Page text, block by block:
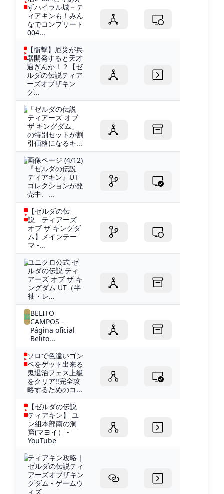
ずハイラル城－テ
ィアキンも！みん
なでコンプリート
004...
【衝撃】厄災が兵
器開発すると天才
過ぎんか！？【ゼ
ルダの伝説ティア
ーズオブザキン
グ...
「ゼルダの伝説
ティアーズ オブ
ザ キングダム」
の特別セットが割
引価格になるキ...
画像ページ (4/12)
『ゼルダの伝説
ティアキン』UT
コレクションが発
売中、...
【ゼルダの伝
説 ティアーズ
オブ ザ キングダ
ム】メインテー
マ -...
ユニクロ公式 ゼ
ルダの伝説 ティ
アーズ オブ ザ キ
ングダム UT（半
袖・レ...
BELITO
CAMPOS –
Página oficial
Belito...
ソロで色違いゴン
ベをゲット出来る
鬼退治フェス上級
をクリア!!完全攻
略するためのコ...
【ゼルダの伝説
ティアキン】 ユ
ン組本部南の洞
窟(マヨイ） -
YouTube
ティアキン攻略｜
ゼルダの伝説ティ
アーズオブザキン
グダム - ゲームウ
ィズ